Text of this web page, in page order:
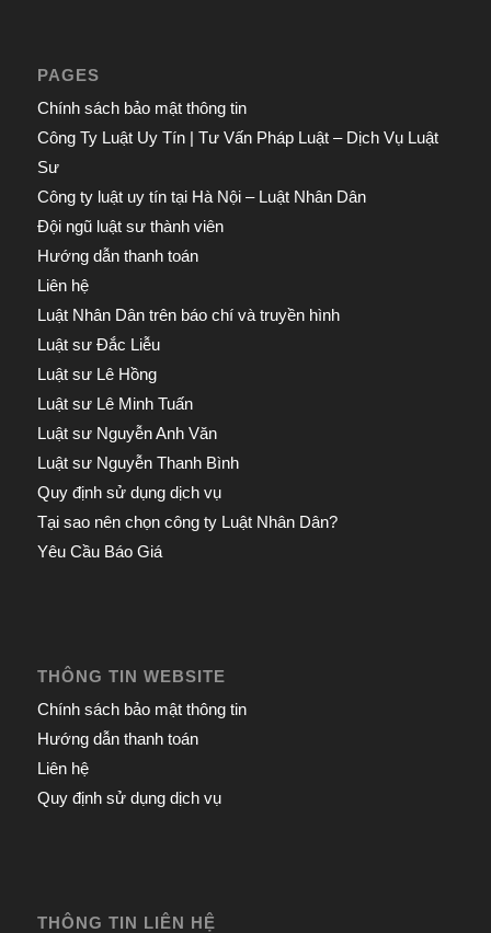
PAGES
Chính sách bảo mật thông tin
Công Ty Luật Uy Tín | Tư Vấn Pháp Luật – Dịch Vụ Luật
Sư
Công ty luật uy tín tại Hà Nội – Luật Nhân Dân
Đội ngũ luật sư thành viên
Hướng dẫn thanh toán
Liên hệ
Luật Nhân Dân trên báo chí và truyền hình
Luật sư Đắc Liễu
Luật sư Lê Hồng
Luật sư Lê Minh Tuấn
Luật sư Nguyễn Anh Văn
Luật sư Nguyễn Thanh Bình
Quy định sử dụng dịch vụ
Tại sao nên chọn công ty Luật Nhân Dân?
Yêu Cầu Báo Giá
THÔNG TIN WEBSITE
Chính sách bảo mật thông tin
Hướng dẫn thanh toán
Liên hệ
Quy định sử dụng dịch vụ
THÔNG TIN LIÊN HỆ